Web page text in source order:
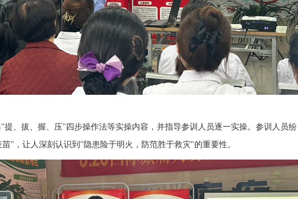
"提、拔、握、压"四步操作法等实操内容，并指导参训人员逐一实操。参训人员纷
"，让人深刻认识到"隐患险于明火，防范胜于救灾"的重要性。